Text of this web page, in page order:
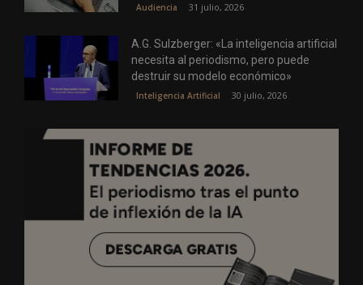
Audiencia 31 julio, 2026
A.G. Sulzberger: «La inteligencia artificial
necesita al periodismo, pero puede
destruir su modelo económico»
Inteligencia Artificial 30 julio, 2026